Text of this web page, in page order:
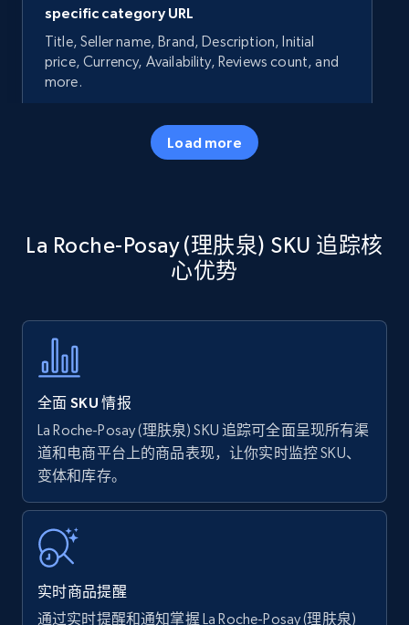
specific category URL
Title, Seller name, Brand, Description, Initial
price, Currency, Availability, Reviews count, and
more.
5.7K+
specific keywords
Title, Seller name, Brand, Description, Initial
Amazon products - find products by using
upc numbers
Title, Seller name, Brand, Description, Initial
more.
35.3K+
Load more
La Roche-Posay (理肤泉) SKU 追踪核
心优势
全面 SKU 情报
La Roche-Posay (理肤泉) SKU 追踪可全面呈现所有渠
道和电商平台上的商品表现，让你实时监控 SKU、
变体和库存。
实时商品提醒
通过实时提醒和通知掌握 La Roche-Posay (理肤泉)